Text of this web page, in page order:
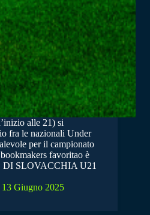
alle 21) si
fra le nazionali Under
per il campionato
favoritao è
DI SLOVACCHIA U21
13 Giugno 2025